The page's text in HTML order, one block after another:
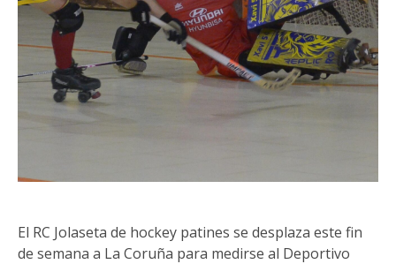
El RC Jolaseta de hockey patines se desplaza este fin
de semana a La Coruña para medirse al Deportivo